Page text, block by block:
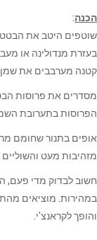
הכנה:
שוטפים היטב את
בעזרת מנדולינה או
קטנה מערבבים את שמן
מסדרים את פרוסות
הפרוסות בתערובת
מזהיבות מעט
חשוב לבדוק מדי פעם,
במהירות. מוציאים
והופך לקראנצ'י.